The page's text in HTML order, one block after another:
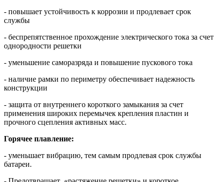
- повышает устойчивость к коррозии и продлевает срок
службы
- беспрепятственное прохождение электрического тока за счет
однородности решетки
- уменьшение саморазряда и повышение пускового тока
- наличие рамки по периметру обеспечивает надежность
конструкции
- защита от внутреннего короткого замыкания за счет
применения широких перемычек крепления пластин и
прочного сцепления активных масс.
Горячее плавление:
- уменьшает вибрацию, тем самым продлевая срок службы
батареи.